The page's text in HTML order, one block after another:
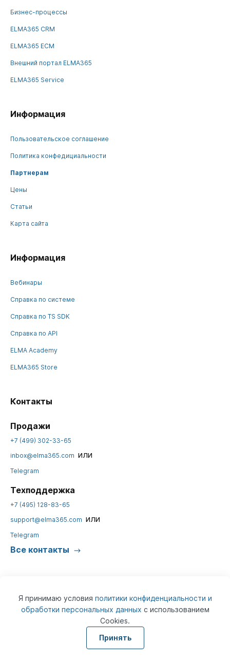
Я принимаю условия политики конфиденциальности и
обработки персональных данных с использованием
Cookies.
Принять
Бизнес-процессы
ELMA365 CRM
ELMA365 ECM
Внешний портал ELMA365
ELMA365 Service
Информация
Пользовательское соглашение
Политика конфедициальности
Партнерам
Цены
Статьи
Карта сайта
Информация
Вебинары
Справка по системе
Справка по TS SDK
Справка по API
ELMA Academy
ELMA365 Store
Контакты
Продажи
+7 (499) 302-33-65
inbox@elma365.com или
Telegram
Техподдержка
+7 (495) 128-83-65
support@elma365.com или
Telegram
Все контакты
Информация на сайте предназначена для юридических лиц и не
является информацией, предназначенной для публичного
ознакомления потребителей.